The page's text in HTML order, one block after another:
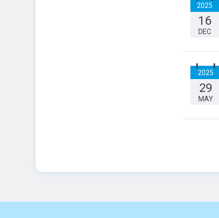
16
DEC
2025
29
MAY
2025